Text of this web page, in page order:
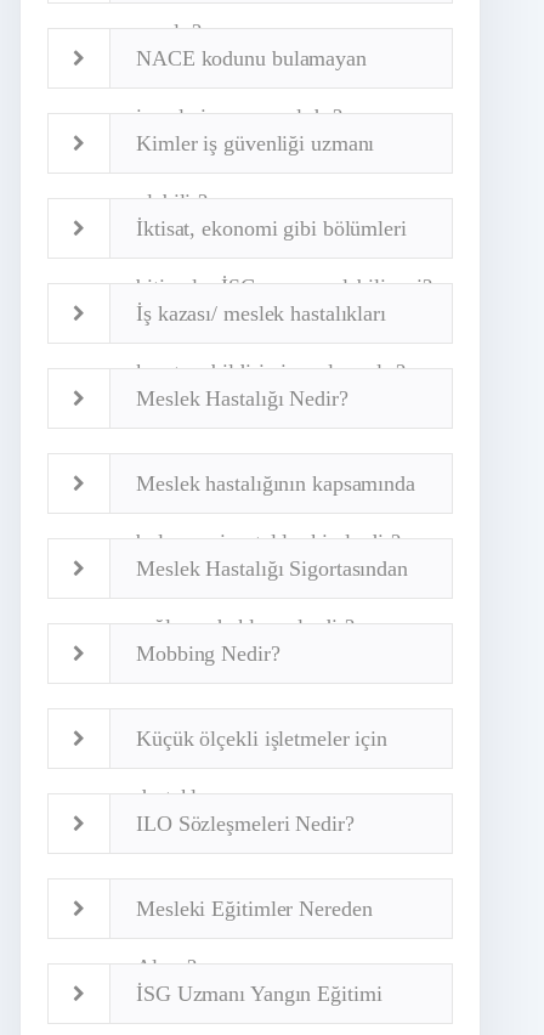
yapılır?
NACE kodunu bulamayan
işyerleri ne yapmalıdır?
Kimler iş güvenliği uzmanı
olabilir?
İktisat, ekonomi gibi bölümleri
bitirenler İSG uzmanı olabilir mi?
İş kazası/ meslek hastalıkları
kayıt ve bildirimi nasıl yapılır?
Meslek Hastalığı Nedir?
Meslek hastalığının kapsamında
bulunan sigortalılar kimlerdir?
Meslek Hastalığı Sigortasından
sağlanan haklar nelerdir?
Mobbing Nedir?
Küçük ölçekli işletmeler için
destekler
ILO Sözleşmeleri Nedir?
Mesleki Eğitimler Nereden
Alınır?
İSG Uzmanı Yangın Eğitimi